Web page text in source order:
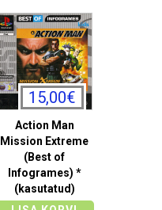
15,00€
Action Man
Mission Extreme
(Best of
Infogrames) *
(kasutatud)